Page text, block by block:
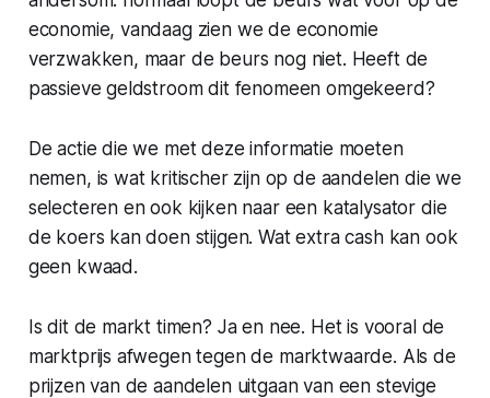
economie, vandaag zien we de economie
verzwakken, maar de beurs nog niet. Heeft de
passieve geldstroom dit fenomeen omgekeerd?
De actie die we met deze informatie moeten
nemen, is wat kritischer zijn op de aandelen die we
selecteren en ook kijken naar een katalysator die
de koers kan doen stijgen. Wat extra cash kan ook
geen kwaad.
Is dit de markt timen? Ja en nee. Het is vooral de
marktprijs afwegen tegen de marktwaarde. Als de
prijzen van de aandelen uitgaan van een stevige